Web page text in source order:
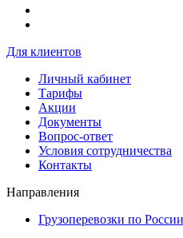
Для клиентов
Личный кабинет
Тарифы
Акции
Документы
Вопрос-ответ
Условия сотрудничества
Контакты
Направления
Грузоперевозки по России